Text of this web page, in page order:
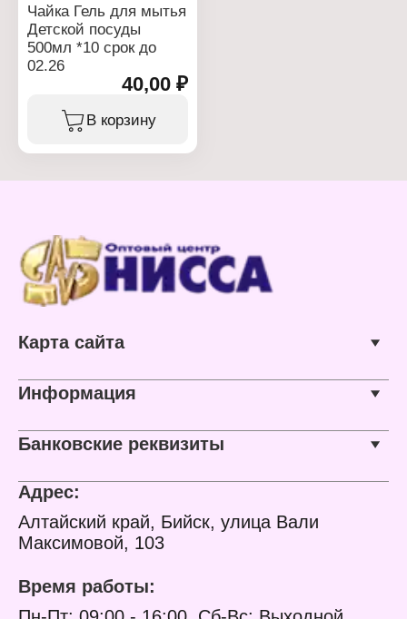
Чайка Гель для мытья
Детской посуды
500мл *10 срок до
02.26
40,00 ₽
В корзину
Карта сайта
Информация
Банковские реквизиты
Адрес:
Алтайский край, Бийск, улица Вали
Максимовой, 103
Время работы: